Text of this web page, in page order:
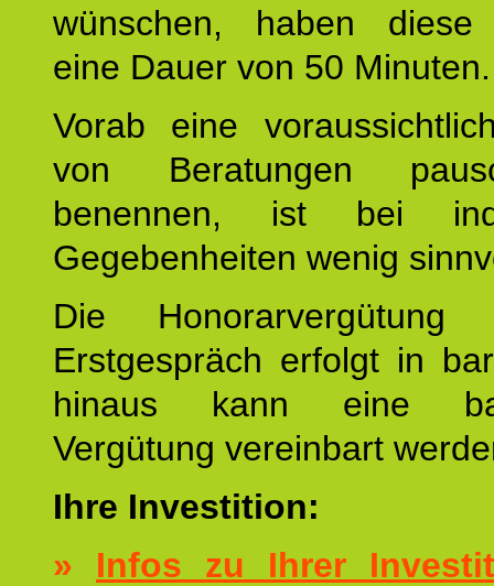
wünschen, haben diese
eine Dauer von 50 Minuten.
Vorab eine
von Beratungen
benennen, ist bei
Gegebenheiten wenig
Die
Erstgespräch erfolgt in
hinaus kann eine
Vergütung vereinbart
Ihre Investition:
» Infos zu Ihrer